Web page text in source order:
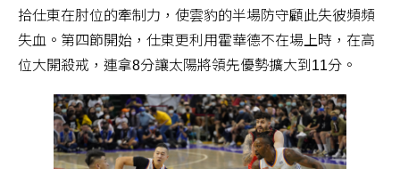
拾仕東在肘位的牽制力，使雲豹的半場防守顧此失彼頻頻
失血。第四節開始，仕東更利用霍華德不在場上時，在高
位大開殺戒，連拿8分讓太陽將領先優勢擴大到11分。